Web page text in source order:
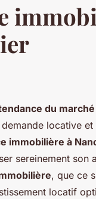
du marché
locative et
immobilière à
sereinement son
, que ce
locatif